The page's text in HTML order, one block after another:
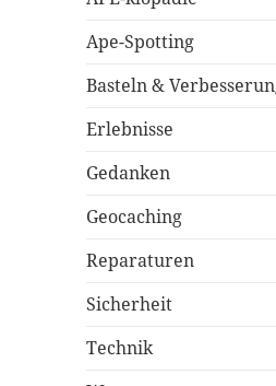
Ape-Spotting
Basteln &
Erlebnisse
Gedanken
Geocaching
Reparaturen
Sicherheit
Technik